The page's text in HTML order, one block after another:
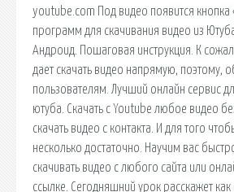
youtube.com Под видео появится кнопка
программ для скачивания видео из
Андроид. Пошаговая инструкция. К
дает скачать видео напрямую, поэтому,
пользователям. Лучший онлайн сервис
ютуба. Скачать с Youtube любое видео
скачать видео с контакта. И для того
несколько достаточно. Научим вас
скачивать видео с любого сайта или
ссылке. Сегодняшний урок расскажет как